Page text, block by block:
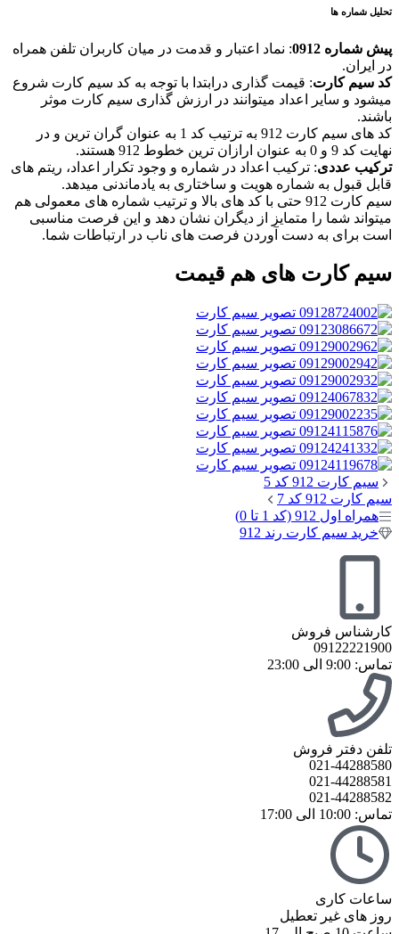
تحلیل شماره ها
پیش شماره 0912
: نماد اعتبار و قدمت در میان کاربران تلفن همراه
در ایران.
کد سیم کارت: قیمت گذاری درابتدا با توجه به کد سیم کارت شروع
میشود و سایر اعداد میتوانند در ارزش گذاری سیم کارت موثر
باشند.
کد های سیم کارت 912 به ترتیب کد 1 به عنوان گران ترین و در
نهایت کد 9 و 0 به عنوان ارازان ترین خطوط 912 هستند.
ترکیب عددی: ترکیب اعداد در شماره و وجود تکرار اعداد، ریتم های
قابل قبول به شماره هویت و ساختاری به یادماندنی میدهد.
سیم کارت 912 حتی با کد های بالا و ترتیب شماره های معمولی هم
میتواند شما را متمایز از دیگران نشان دهد و این فرصت مناسبی
است برای به دست آوردن فرصت های ناب در ارتباطات شما.
سیم کارت های هم قیمت
سیم کارت 912 کد 5
سیم کارت 912 کد 7
همراه اول 912 (کد 1 تا 0)
خرید سیم کارت رند 912
کارشناس فروش
09122221900
تماس: 9:00 الی 23:00
تلفن دفتر فروش
021-44288580
021-44288581
021-44288582
تماس: 10:00 الی 17:00
ساعات کاری
روز های غیر تعطیل